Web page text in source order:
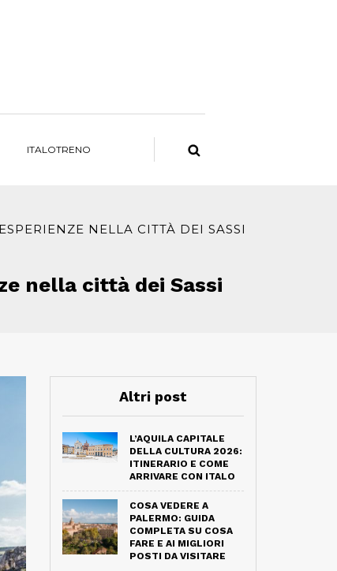
ITALOTRENO
NELLA CITTÀ DEI SASSI
nella città dei Sassi
Altri post
L’AQUILA CAPITALE
DELLA CULTURA 2026:
ITINERARIO E COME
ARRIVARE CON ITALO
COSA VEDERE A
PALERMO: GUIDA
COMPLETA SU COSA
FARE E AI MIGLIORI
POSTI DA VISITARE